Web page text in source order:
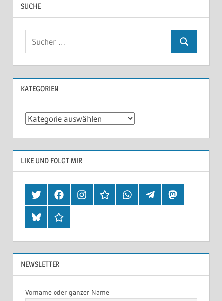
SUCHE
KATEGORIEN
Kategorien
LIKE UND FOLGT MIR
TwitterFacebookInstagramHearthisWhatsappTelegramMastodon
BlueskyThreads
NEWSLETTER
Vorname oder ganzer Name